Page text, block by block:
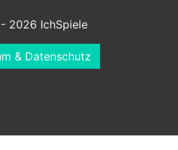
2026 IchSpiele
& Datenschutz